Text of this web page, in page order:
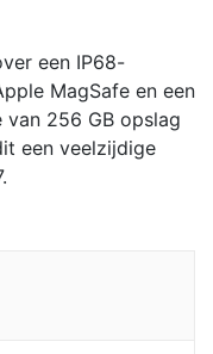
een IP68-
MagSafe en een
256 GB opslag
een veelzijdige